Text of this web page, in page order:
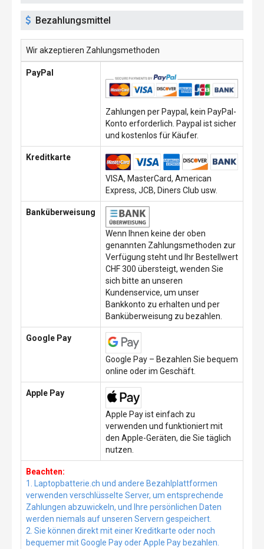
Bezahlungsmittel
Wir akzeptieren Zahlungsmethoden
PayPal
Zahlungen per Paypal, kein PayPal-
Konto erforderlich. Paypal ist sicher
und kostenlos für Käufer.
Kreditkarte
VISA, MasterCard, American
Express, JCB, Diners Club usw.
Banküberweisung
Wenn Ihnen keine der oben
genannten Zahlungsmethoden zur
Verfügung steht und Ihr Bestellwert
CHF 300 übersteigt, wenden Sie
sich bitte an unseren
Kundenservice, um unser
Bankkonto zu erhalten und per
Banküberweisung zu bezahlen.
Google Pay
Google Pay – Bezahlen Sie bequem
online oder im Geschäft.
Apple Pay
Apple Pay ist einfach zu
verwenden und funktioniert mit
den Apple-Geräten, die Sie täglich
nutzen.
Beachten:
1. Laptopbatterie.ch und andere Bezahlplattformen
verwenden verschlüsselte Server, um entsprechende
Zahlungen abzuwickeln, und Ihre persönlichen Daten
werden niemals auf unseren Servern gespeichert.
2. Sie können direkt mit einer Kreditkarte oder noch
bequemer mit Google Pay oder Apple Pay bezahlen.